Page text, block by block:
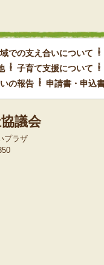
での支え合いについて
子育て支援について
の報告 申請書・申込
議会
プラザ